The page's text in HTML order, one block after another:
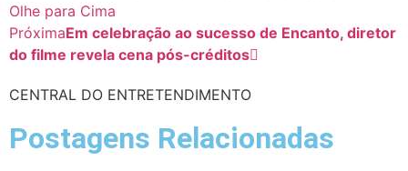
Olhe para Cima
PróximaEm celebração ao sucesso de Encanto, diretor
do filme revela cena pós-créditos
CENTRAL DO ENTRETENDIMENTO
Postagens Relacionadas